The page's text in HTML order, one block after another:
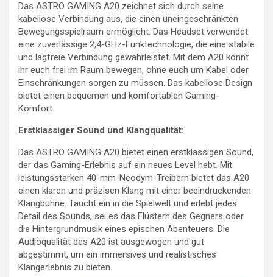
Das ASTRO GAMING A20 zeichnet sich durch seine
kabellose Verbindung aus, die einen uneingeschränkten
Bewegungsspielraum ermöglicht. Das Headset verwendet
eine zuverlässige 2,4-GHz-Funktechnologie, die eine stabile
und lagfreie Verbindung gewährleistet. Mit dem A20 könnt
ihr euch frei im Raum bewegen, ohne euch um Kabel oder
Einschränkungen sorgen zu müssen. Das kabellose Design
bietet einen bequemen und komfortablen Gaming-
Komfort.
Erstklassiger Sound und Klangqualität:
Das ASTRO GAMING A20 bietet einen erstklassigen Sound,
der das Gaming-Erlebnis auf ein neues Level hebt. Mit
leistungsstarken 40-mm-Neodym-Treibern bietet das A20
einen klaren und präzisen Klang mit einer beeindruckenden
Klangbühne. Taucht ein in die Spielwelt und erlebt jedes
Detail des Sounds, sei es das Flüstern des Gegners oder
die Hintergrundmusik eines epischen Abenteuers. Die
Audioqualität des A20 ist ausgewogen und gut
abgestimmt, um ein immersives und realistisches
Klangerlebnis zu bieten.